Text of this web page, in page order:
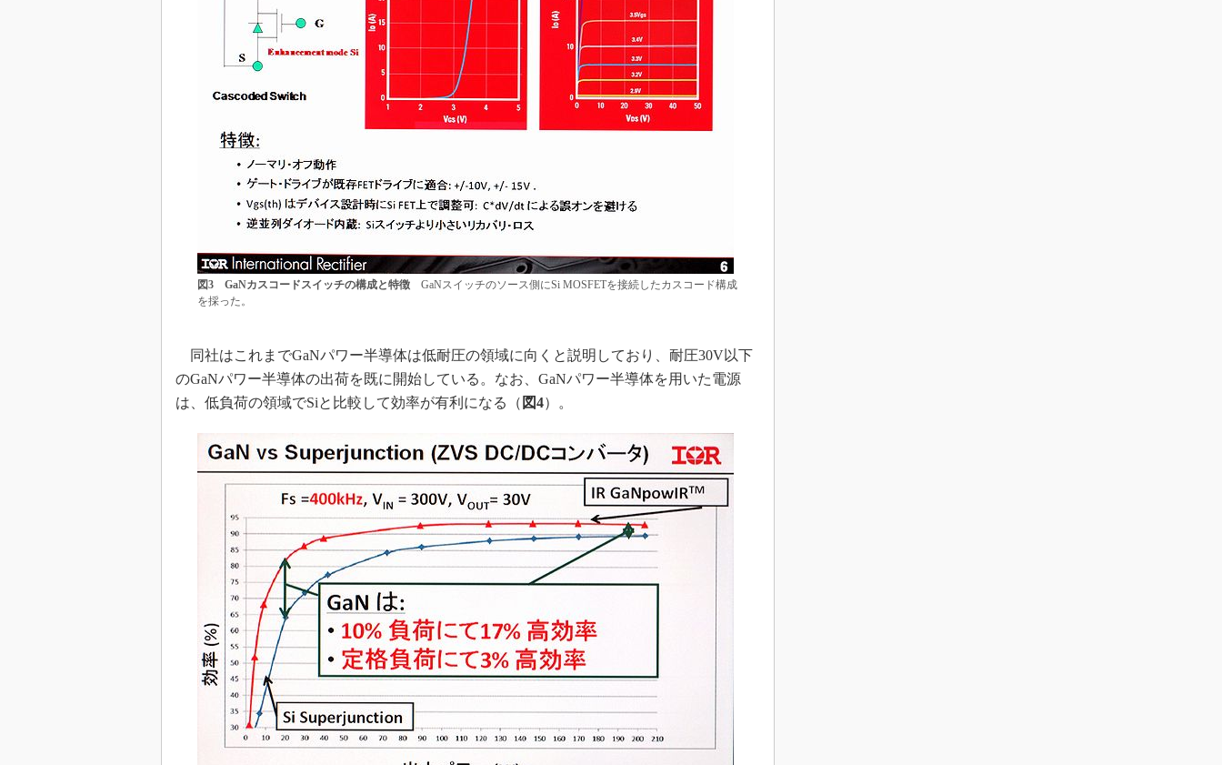
図3 GaNカスコードスイッチの構成と特徴GaNスイッチのソース側にSi MOSFETを接続したカスコード構成
を採った。
同社はこれまでGaNパワー半導体は低耐圧の領域に向くと説明しており、耐圧30V以下
のGaNパワー半導体の出荷を既に開始している。なお、GaNパワー半導体を用いた電源
は、低負荷の領域でSiと比較して効率が有利になる（ 図4）。